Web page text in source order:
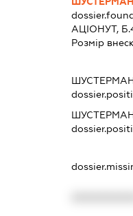
АЦІОНУТ,
Розмір